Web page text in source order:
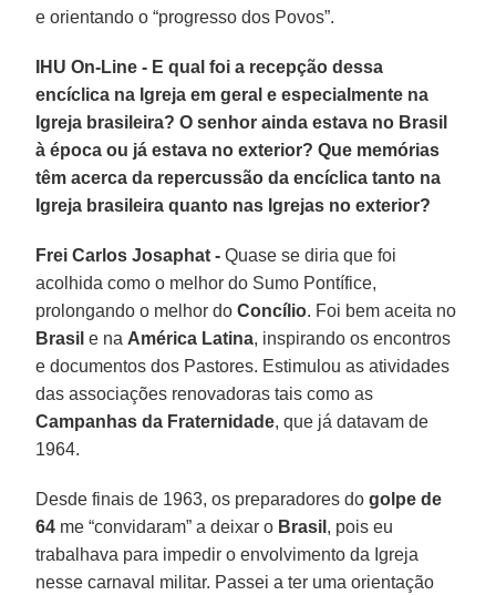
e orientando o “progresso dos Povos”.
IHU On-Line - E qual foi a recepção dessa
encíclica na Igreja em geral e especialmente na
Igreja brasileira? O senhor ainda estava no Brasil
à época ou já estava no exterior? Que memórias
têm acerca da repercussão da encíclica tanto na
Igreja brasileira quanto nas Igrejas no exterior?
Frei Carlos Josaphat - Quase se diria que foi
acolhida como o melhor do Sumo Pontífice,
prolongando o melhor doConcílio. Foi bem aceita no
Brasil e na América Latina, inspirando os encontros
e documentos dos Pastores. Estimulou as atividades
das associações renovadoras tais como as
Campanhas da Fraternidade, que já datavam de
1964.
Desde finais de 1963, os preparadores dogolpe de
64 me “convidaram” a deixar o Brasil , pois eu
trabalhava para impedir o envolvimento da Igreja
nesse carnaval militar. Passei a ter uma orientação